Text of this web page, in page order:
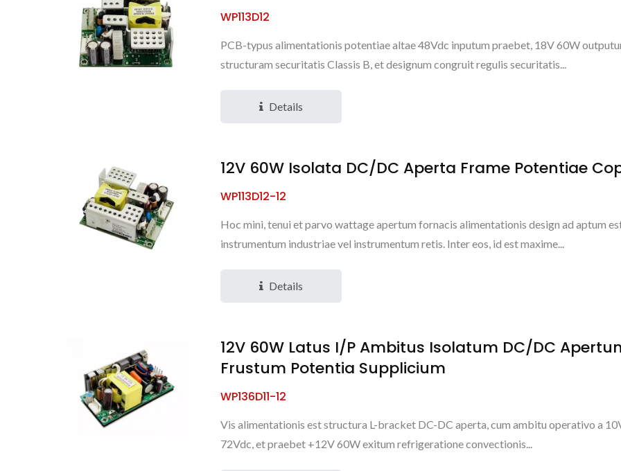
WP113D12
PCB-typus alimentationis potentiae altae 48Vdc inputum praebet, 18V 60W
structuram securitatis Classis B, et designum congruit regulis securitatis...
Details
12V 60W Isolata DC/DC Aperta Frame Potentiae
WP113D12-12
Hoc mini, tenui et parvo wattage apertum fornacis alimentationis design ad aptum
instrumentum industriae vel instrumentum retis. Inter eos, id est maxime...
Details
12V 60W Latus I/P Ambitus Isolatum DC/DC
Frustum Potentia Supplicium
WP136D11-12
Vis alimentationis est structura L-bracket DC-DC aperta, cum ambitu operativo a
72Vdc, et praebet +12V 60W exitum refrigeratione convectionis...